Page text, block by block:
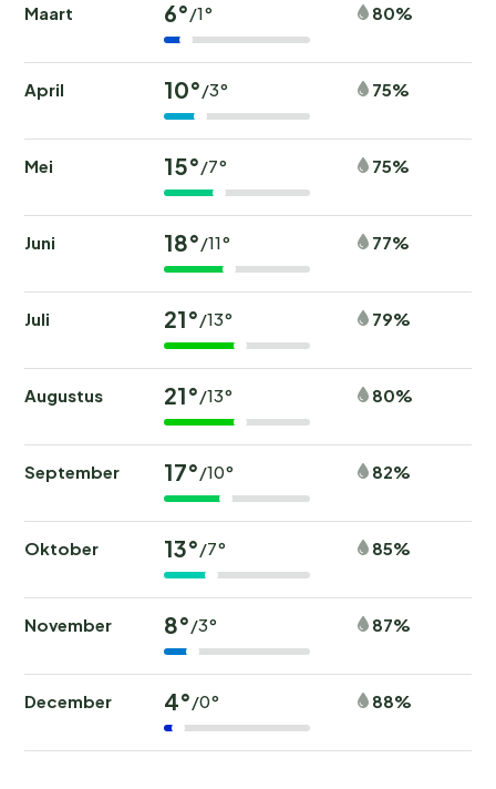
Maart 6°/1° 80%
April 10°/3° 75%
Mei 15°/7° 75%
Juni 18°/11° 77%
Juli 21°/13° 79%
Augustus 21°/13° 80%
September 17°/10° 82%
Oktober 13°/7° 85%
November 8°/3° 87%
December 4°/0° 88%